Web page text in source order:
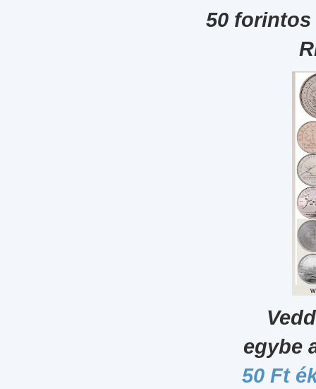
50 forintos
egybe
50 Ft